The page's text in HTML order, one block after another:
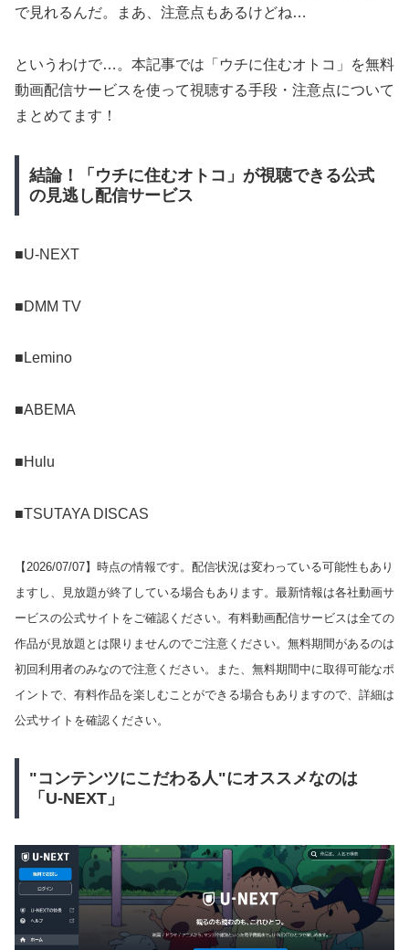
で見れるんだ。まあ、注意点もあるけどね…
というわけで…。本記事では「ウチに住むオトコ」を無料
動画配信サービスを使って視聴する手段・注意点について
まとめてます！
結論！「ウチに住むオトコ」が視聴できる公式
の見逃し配信サービス
■U-NEXT
■DMM TV
■Lemino
■ABEMA
■Hulu
■TSUTAYA DISCAS
【2026/07/07】時点の情報です。配信状況は変わっている可能性もあり
ますし、見放題が終了している場合もあります。最新情報は各社動画サ
ービスの公式サイトをご確認ください。有料動画配信サービスは全ての
作品が見放題とは限りませんのでご注意ください。無料期間があるのは
初回利用者のみなので注意ください。また、無料期間中に取得可能なポ
イントで、有料作品を楽しむことができる場合もありますので、詳細は
公式サイトを確認ください。
"コンテンツにこだわる人"にオススメなのは
「U-NEXT」